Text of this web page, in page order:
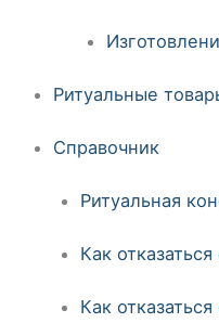
Ритуальные
Справочник
Ритуальная
Как
Как